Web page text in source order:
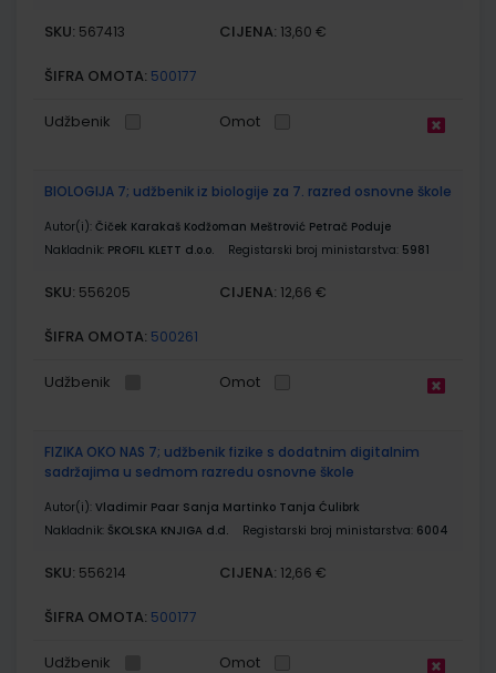
SKU: 567413 CIJENA: 13,60 €
ŠIFRA OMOTA: 500177
Udžbenik Omot
BIOLOGIJA 7; udžbenik iz biologije za 7. razred osnovne škole
Autor(i): Čiček Karakaš Kodžoman Meštrović Petrač Poduje
Nakladnik: PROFIL KLETT d.o.o. Registarski broj ministarstva: 5981
SKU: 556205 CIJENA: 12,66 €
ŠIFRA OMOTA: 500261
Udžbenik Omot
FIZIKA OKO NAS 7; udžbenik fizike s dodatnim digitalnim
sadržajima u sedmom razredu osnovne škole
Autor(i): Vladimir Paar Sanja Martinko Tanja Ćulibrk
Nakladnik: ŠKOLSKA KNJIGA d.d. Registarski broj ministarstva: 6004
SKU: 556214 CIJENA: 12,66 €
ŠIFRA OMOTA: 500177
Udžbenik Omot